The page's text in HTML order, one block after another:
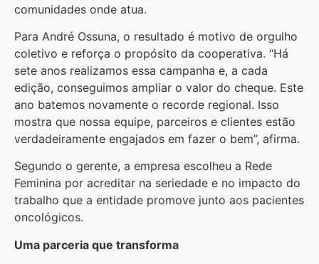
comunidades onde atua.
Para André Ossuna, o resultado é motivo de orgulho
coletivo e reforça o propósito da cooperativa. “Há
sete anos realizamos essa campanha e, a cada
edição, conseguimos ampliar o valor do cheque. Este
ano batemos novamente o recorde regional. Isso
mostra que nossa equipe, parceiros e clientes estão
verdadeiramente engajados em fazer o bem”, afirma.
Segundo o gerente, a empresa escolheu a Rede
Feminina por acreditar na seriedade e no impacto do
trabalho que a entidade promove junto aos pacientes
oncológicos.
Uma parceria que transforma